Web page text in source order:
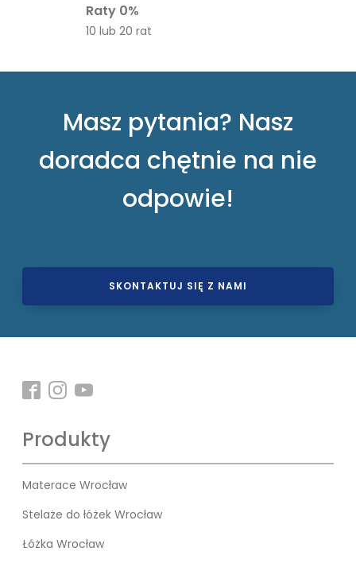
Raty 0%
10 lub 20 rat
Masz pytania? Nasz
doradca chętnie na nie
odpowie!
SKONTAKTUJ SIĘ Z NAMI
Produkty
Materace Wrocław
Stelaże do łóżek Wrocław
Łóżka Wrocław